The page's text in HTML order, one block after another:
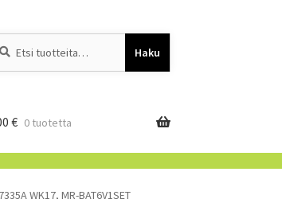
Haku
€ 0 tuotetta
WK17, MR-BAT6V1SET